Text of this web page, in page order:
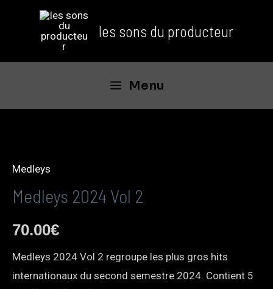
les sons du producteur
Menu
Medleys
Medleys 2024 Vol 2
70.00€
Medleys 2024 Vol 2 regroupe les plus gros hits
internationaux du second semestre 2024. Contient 5